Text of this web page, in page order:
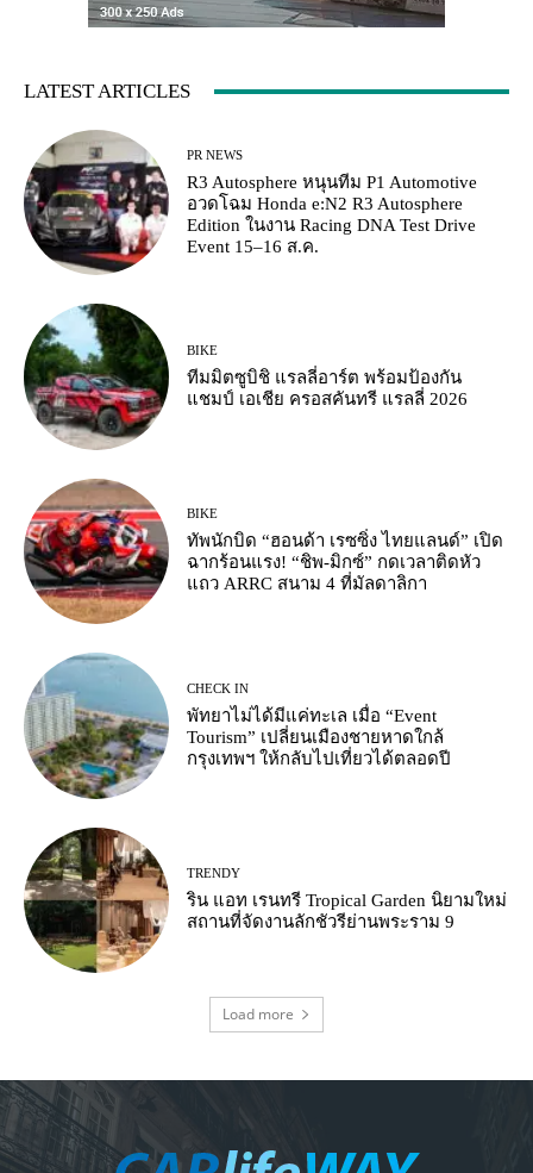
LATEST ARTICLES
PR NEWS
R3 Autosphere หนุนทีม P1 Automotive
อวดโฉม Honda e:N2 R3 Autosphere
Edition ในงาน Racing DNA Test Drive
Event 15–16 ส.ค.
BIKE
ทีมมิตซูบิชิ แรลลี่อาร์ต พร้อมป้องกัน
แชมป์ เอเชีย ครอสคันทรี แรลลี่ 2026
BIKE
ทัพนักบิด “ฮอนด้า เรซซิ่ง ไทยแลนด์” เปิด
ฉากร้อนแรง! “ชิพ-มิกซ์” กดเวลาติดหัว
แถว ARRC สนาม 4 ที่มัลดาลิกา
CHECK IN
พัทยาไม่ได้มีแค่ทะเล เมื่อ “Event
Tourism” เปลี่ยนเมืองชายหาดใกล้
กรุงเทพฯ ให้กลับไปเที่ยวได้ตลอดปี
TRENDY
ริน แอท เรนทรี Tropical Garden นิยามใหม่
สถานที่จัดงานลักชัวรีย่านพระราม 9
Load more